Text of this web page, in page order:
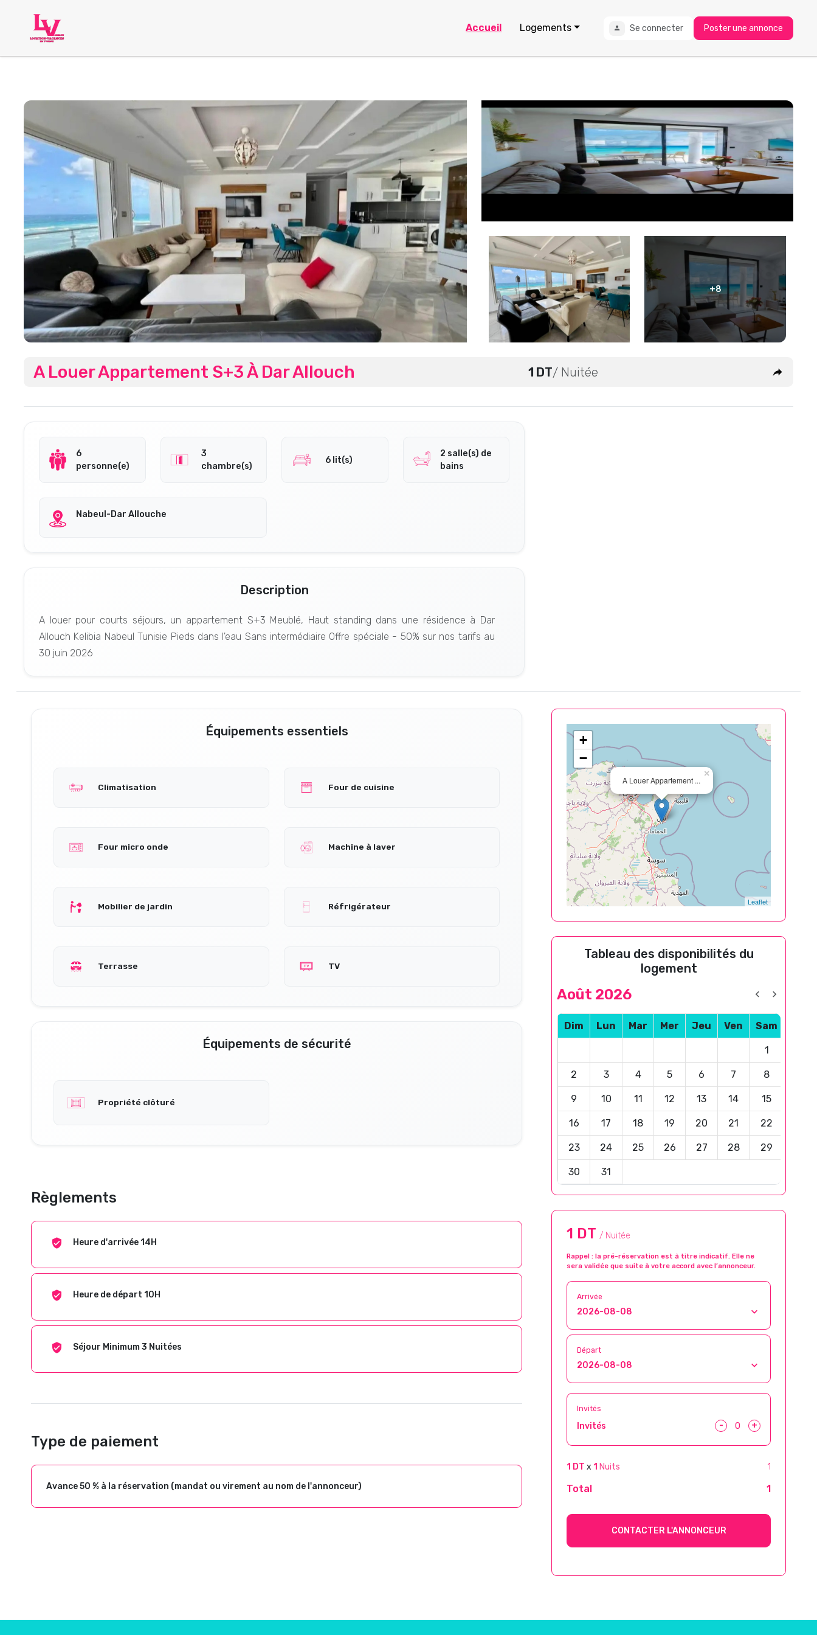
Accueil Logements Se connecter Poster une annonce
+8
A Louer Appartement S+3 À Dar Allouch 1 DT/ Nuitée
6
personne(e)
3
chambre(s)
6 lit(s)
2 salle(s) de
bains
Nabeul-Dar Allouche
Description
A louer pour courts séjours, un appartement S+3 Meublé, Haut standing dans une résidence à Dar
Allouch Kelibia Nabeul Tunisie Pieds dans l'eau Sans intermédiaire Offre spéciale - 50% sur nos tarifs au
30 juin 2026
Équipements essentiels
Climatisation Four de cuisine
Four micro onde Machine à laver
Mobilier de jardin Réfrigérateur
Terrasse TV
Équipements de sécurité
Propriété clôturé
Règlements
Heure d'arrivée 14H
Heure de départ 10H
Séjour Minimum 3 Nuitées
Type de paiement
Avance 50 % à la réservation (mandat ou virement au nom de l'annonceur)
A Louer Appartement ...
×
+
−
Leaflet
Tableau des disponibilités du
logement
Août 2026
Dim Lun Mar Mer Jeu Ven Sam
1
2 3 4 5 6 7 8
9 10 11 12 13 14 15
16 17 18 19 20 21 22
23 24 25 26 27 28 29
30 31
1 DT / Nuitée
Rappel : la pré-réservation est à titre indicatif. Elle ne
sera validée que suite à votre accord avec l’annonceur.
Arrivée
Départ
Invités
Invités - +
1 DT x 1 Nuits 1
Total 1
CONTACTER L'ANNONCEUR